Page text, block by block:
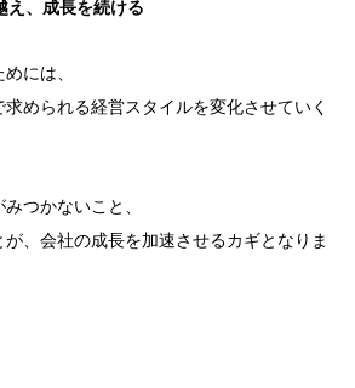
え、成長を続ける
には、
められる経営スタイルを変化させていく
つかないこと、
、会社の成長を加速させるカギとなりま